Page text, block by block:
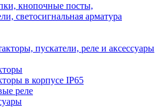
кнопочные посты,
светосигнальная арматура
пускатели, реле и аксессуары
в корпусе IP65
реле